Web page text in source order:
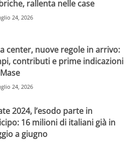
rallenta nelle case
24, 2026
center, nuove regole in arrivo:
contributi e prime indicazioni
24, 2026
2024, l’esodo parte in
16 milioni di italiani già in
a giugno